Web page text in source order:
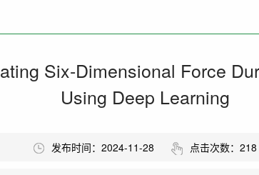
Six-Dimensional Force
Using Deep Learning
发布时间：2024-11-28 点击次数： 218